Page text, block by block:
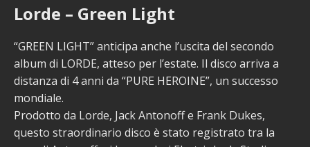
Lorde – Green Light
“GREEN LIGHT” anticipa anche l’uscita del secondo
album di LORDE, atteso per l’estate. Il disco arriva a
distanza di 4 anni da “PURE HEROINE”, un successo
mondiale.
Prodotto da Lorde, Jack Antonoff e Frank Dukes,
questo straordinario disco è stato registrato tra la